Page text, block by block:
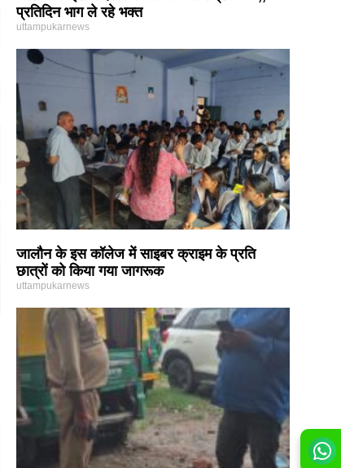
प्रतिदिन भाग ले रहे भक्त
uttampukarnews
जालौन के इस कॉलेज में साइबर क्राइम के प्रति
छात्रों को किया गया जागरूक
uttampukarnews